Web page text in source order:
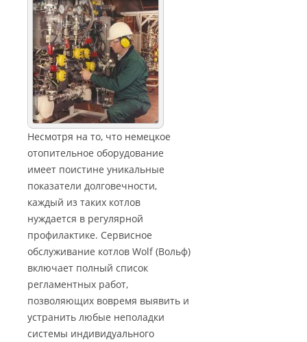
Несмотря на то, что немецкое
отопительное оборудование
имеет поистине уникальные
показатели долговечности,
каждый из таких котлов
нуждается в регулярной
профилактике. Сервисное
обслуживание котлов Wolf (Вольф)
включает полный список
регламентных работ,
позволяющих вовремя выявить и
устранить любые неполадки
системы индивидуального